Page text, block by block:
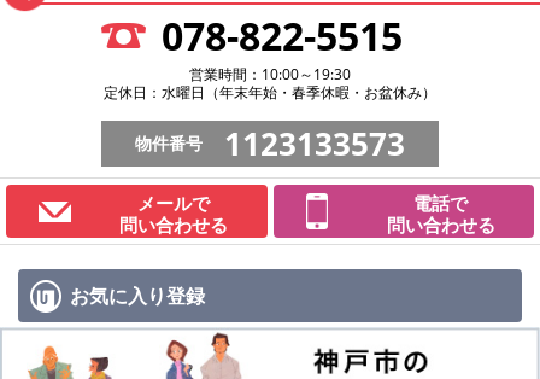
078-822-5515
営業時間：10:00～19:30
定休日：水曜日（年末年始・春季休暇・お盆休み）
物件番号 1123133573
メールで
問い合わせる
電話で
問い合わせる
お気に入り登録